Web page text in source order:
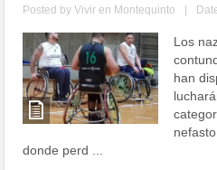
Posted byVivir en Montequinto
Los
han
donde perd ...